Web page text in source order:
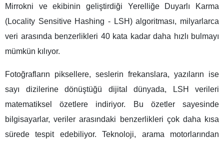
Mirrokni ve ekibinin geliştirdiği Yerelliğe Duyarlı Karma
(Locality Sensitive Hashing - LSH) algoritması, milyarlarca
veri arasında benzerlikleri 40 kata kadar daha hızlı bulmayı
mümkün kılıyor.
Fotoğrafların piksellere, seslerin frekanslara, yazıların ise
sayı dizilerine dönüştüğü dijital dünyada, LSH verileri
matematiksel özetlere indiriyor. Bu özetler sayesinde
bilgisayarlar, veriler arasındaki benzerlikleri çok daha kısa
sürede tespit edebiliyor. Teknoloji, arama motorlarından